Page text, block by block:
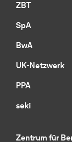
ZBT
SpA
BwA
UK-Netzwerk
PPA
seki
Zentrum für